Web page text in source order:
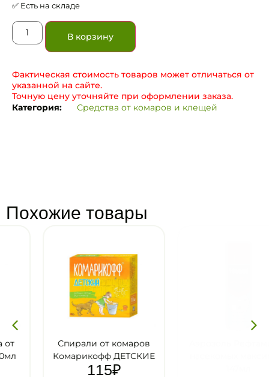
✅ Есть на складе
В корзину
Фактическая стоимость товаров может отличаться от
указанной на сайте.
Точную цену уточняйте при оформлении заказа.
Категория:
Средства от комаров и клещей
Похожие товары
Спирали от комаров
Комарикофф ДЕТСКИЕ